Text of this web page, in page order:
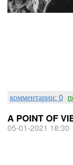
комментарии: 0
A POINT OF
05-01-2021 18:30